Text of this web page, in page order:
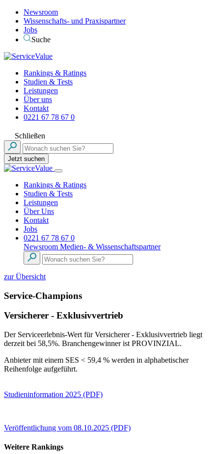
Newsroom
Wissenschafts- und Praxispartner
Jobs
Suche
Rankings & Ratings
Studien & Tests
Leistungen
Über uns
Kontakt
0221 67 78 67 0
Schließen
Jetzt suchen
Rankings & Ratings
Studien & Tests
Leistungen
Über Uns
Kontakt
Jobs
0221 67 78 67 0
Newsroom Medien- & Wissenschaftspartner
zur Übersicht
Service-Champions
Versicherer - Exklusivvertrieb
Der Serviceerlebnis-Wert für Versicherer - Exklusivvertrieb liegt
derzeit bei 58,5%. Branchengewinner ist PROVINZIAL.
Anbieter mit einem SES < 59,4 % werden in alphabetischer
Reihenfolge aufgeführt.
Studieninformation 2025 (PDF)
Veröffentlichung vom 08.10.2025 (PDF)
Weitere Rankings